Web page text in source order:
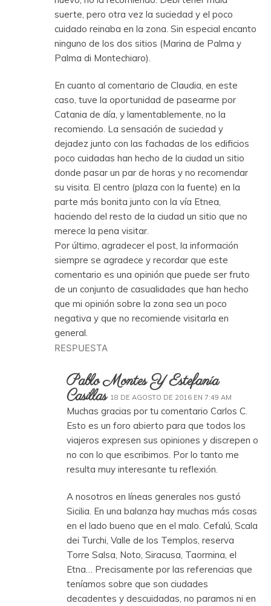
suerte, pero otra vez la suciedad y el poco
cuidado reinaba en la zona. Sin especial encanto
ninguno de los dos sitios (Marina de Palma y
Palma di Montechiaro).
En cuanto al comentario de Claudia, en este
caso, tuve la oportunidad de pasearme por
Catania de día, y lamentablemente, no la
recomiendo. La sensación de suciedad y
dejadez junto con las fachadas de los edificios
poco cuidadas han hecho de la ciudad un sitio
donde pasar un par de horas y no recomendar
su visita. El centro (plaza con la fuente) en la
parte más bonita junto con la vía Etnea,
haciendo del resto de la ciudad un sitio que no
merece la pena visitar.
Por último, agradecer el post, la información
siempre se agradece y recordar que este
comentario es una opinión que puede ser fruto
de un conjunto de casualidades que han hecho
que mi opinión sobre la zona sea un poco
negativa y que no recomiende visitarla en
general.
RESPUESTA
Pablo Montes Y Estefanía
Casillas 18 DE AGOSTO DE 2016 EN 7:49 AM
Muchas gracias por tu comentario Carlos C.
Esto es un foro abierto para que todos los
viajeros expresen sus opiniones y discrepen o
no con lo que escribimos. Por lo tanto me
resulta muy interesante tu reflexión.
A nosotros en líneas generales nos gustó
Sicilia. En una balanza hay muchas más cosas
en el lado bueno que en el malo. Cefalú, Scala
dei Turchi, Valle de los Templos, reserva
Torre Salsa, Noto, Siracusa, Taormina, el
Etna… Precisamente por las referencias que
teníamos sobre que son ciudades
decadentes y descuidadas, no paramos ni en